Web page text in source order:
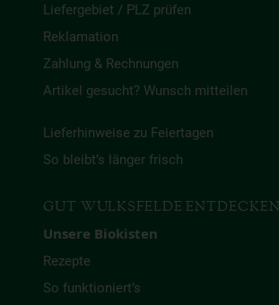
Liefergebiet / PLZ prüfen
Reklamation
Zahlung & Rechnungen
Artikel gesucht? Wunsch mitteilen
Lieferhinweise zu Feiertagen
So bleibt’s länger frisch
GUT WULKSFELDE ENTDECKEN
Unsere Biokisten
Rezepte
So funktioniert’s